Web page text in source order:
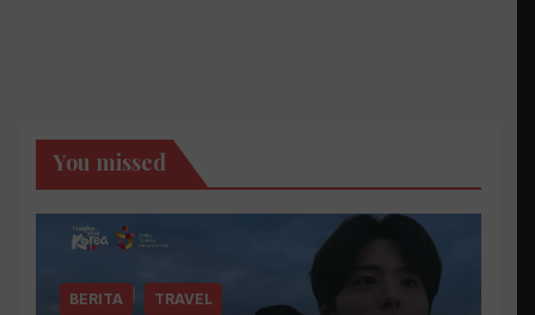
You missed
BERITA TRAVEL